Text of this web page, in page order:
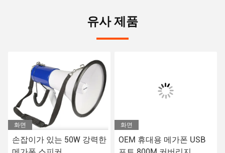
유사 제품
화면
손잡이가 있는 50W 강력한
화면
OEM 휴대용 메가폰 USB